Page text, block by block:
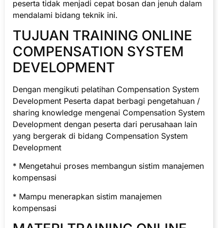
peserta tidak menjadi cepat bosan dan jenuh dalam
mendalami bidang teknik ini.
TUJUAN TRAINING ONLINE
COMPENSATION SYSTEM
DEVELOPMENT
Dengan mengikuti pelatihan Compensation System
Development Peserta dapat berbagi pengetahuan /
sharing knowledge mengenai Compensation System
Development dengan peserta dari perusahaan lain
yang bergerak di bidang Compensation System
Development
* Mengetahui proses membangun sistim manajemen
kompensasi
* Mampu menerapkan sistim manajemen
kompensasi